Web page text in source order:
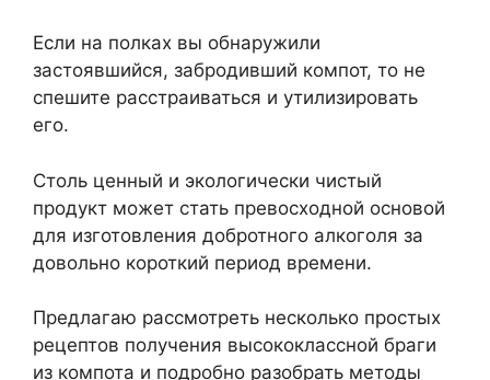
Если на полках вы обнаружили
застоявшийся, забродивший компот, то не
спешите расстраиваться и утилизировать
его.
Столь ценный и экологически чистый
продукт может стать превосходной основой
для изготовления добротного алкоголя за
довольно короткий период времени.
Предлагаю рассмотреть несколько простых
рецептов получения высококлассной браги
из компота и подробно разобрать методы